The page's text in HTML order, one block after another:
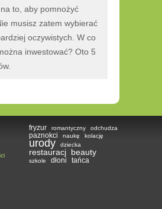
to, aby pomnożyć
musisz zatem wybierać
oczywistych. W co
inwestować? Oto 5
fryzur romantyczny odchudza
paznokci naukę kolację
urody dziecka
restauracj beauty
szkole dłoni tańca